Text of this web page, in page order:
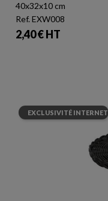
40x32x10 cm
Ref. EXW008
Prix
2,40 € HT
EXCLUSIVITÉ INTERNET